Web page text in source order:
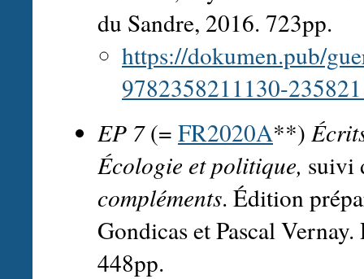
du Sandre, 2016. 723pp.
https://dokumen.pub/
9782358211130-
EP 7(= FR2020A**)
Écologie et politique, suivi
compléments. Édition
Gondicas et Pascal
448pp.